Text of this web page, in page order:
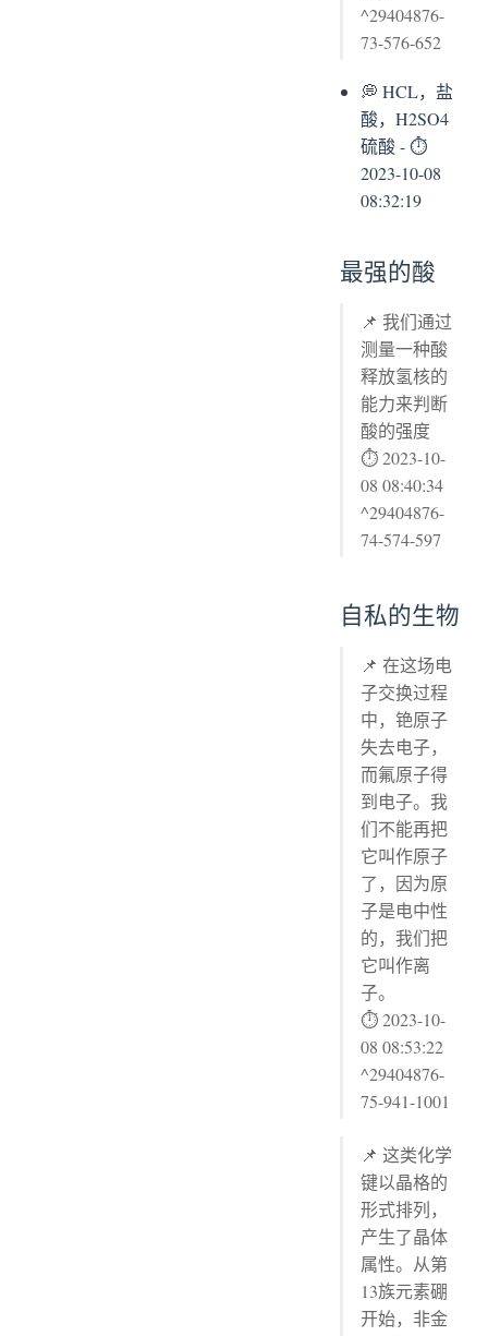
^29404876-
73-576-652
💭 HCL，盐
酸，H2SO4
硫酸 - ⏱
2023-10-08
08:32:19
最强的酸
📌 我们通过
测量一种酸
释放氢核的
能力来判断
酸的强度
⏱ 2023-10-
08 08:40:34
^29404876-
74-574-597
自私的生物
📌 在这场电
子交换过程
中，铯原子
失去电子，
而氟原子得
到电子。我
们不能再把
它叫作原子
了，因为原
子是电中性
的，我们把
它叫作离
子。
⏱ 2023-10-
08 08:53:22
^29404876-
75-941-1001
📌 这类化学
键以晶格的
形式排列，
产生了晶体
属性。从第
13族元素硼
开始，非金